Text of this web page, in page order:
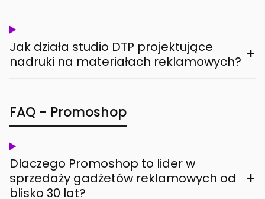
Jak działa studio DTP projektujące
nadruki na materiałach reklamowych? +
FAQ - Promoshop
Dlaczego Promoshop to lider w
sprzedaży gadżetów reklamowych od
blisko 30 lat?
+